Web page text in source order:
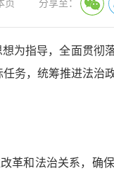
页 分享至：
为指导，全面贯彻
务，统筹推进法治
革和法治关系，确